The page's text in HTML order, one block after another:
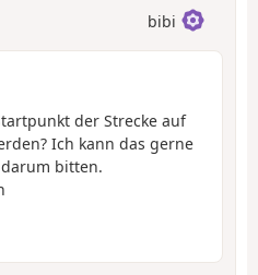
bibi
der Strecke auf
Ich kann das gerne
bitten.